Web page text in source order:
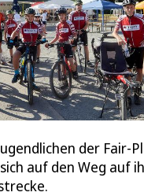
der Fair-
auf den Weg auf